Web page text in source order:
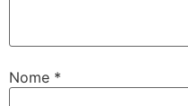
Nome *